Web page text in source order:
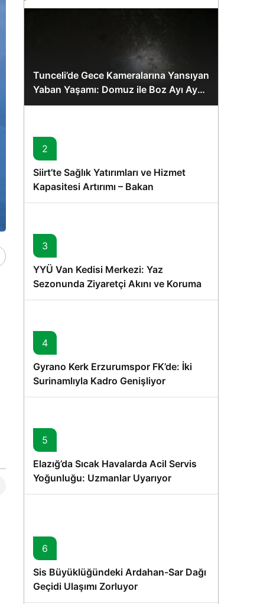
Tunceli’de Gece Kameralarına Yansıyan
Yaban Yaşamı: Domuz ile Boz Ayı Aynı
Karede
2
Siirt’te Sağlık Yatırımları ve Hizmet
Kapasitesi Artırımı – Bakan
Memişoğlu’nun Ziyareti
3
YYÜ Van Kedisi Merkezi: Yaz
Sezonunda Ziyaretçi Akını ve Koruma
Vurgusu
4
Gyrano Kerk Erzurumspor FK’de: İki
Surinamlıyla Kadro Genişliyor
5
Elazığ’da Sıcak Havalarda Acil Servis
Yoğunluğu: Uzmanlar Uyarıyor
6
Sis Büyüklüğündeki Ardahan-Sar Dağı
Geçidi Ulaşımı Zorluyor